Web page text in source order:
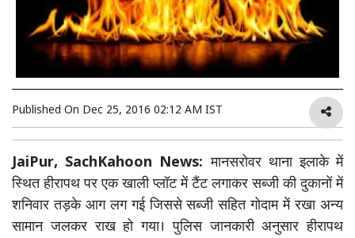
Published On Dec 25, 2016 02:12 AM IST
JaiPur, SachKahoon News: मानसरोवर थाना इलाके में
स्थित हीरापथ पर एक खाली प्लॉट में टैंट लगाकर सब्जी की दुकानों में
शनिवार तड़के आग लग गई जिससे सब्जी सहित गोदाम में रखा अन्य
सामान जलकर राख हो गया। पुलिस जानकारी अनुसार हीरापथ